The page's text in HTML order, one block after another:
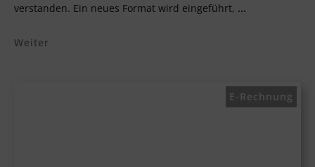
verstanden. Ein neues Format wird eingeführt, ...
Weiter
E-Rechnung